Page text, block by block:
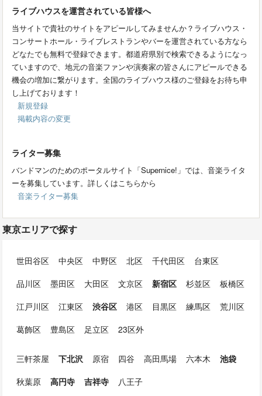
ライブハウスを運営されている皆様へ
当サイトで貴社のサイトをアピールしてみませんか？ライブハウス・
コンサートホール・ライブレストランやバーを運営されている方なら
どなたでも無料で登録できます。都道府県別で検索できるようになっ
ていますので、地元の音楽ファンや演奏家の皆さんにアピールできる
機会の増加に繋がります。全国のライブハウス様のご登録をお待ち申
し上げております！
新規登録
掲載内容の変更
ライター募集
バンドマンのためのポータルサイト「Supernice!」では、音楽ライタ
ーを募集しています。詳しくはこちらから
音楽ライター募集
東京エリアで探す
世田谷区 中央区 中野区 北区 千代田区
台東区
品川区
墨田区 大田区 文京区 新宿区 杉並区
板橋区
江戸川区
江東区 渋谷区 港区 目黒区 練馬区
荒川区
葛飾区
豊島区 足立区 23区外
三軒茶屋 下北沢 原宿 四谷 高田馬場 六本木
池袋
秋葉原
高円寺 吉祥寺 八王子